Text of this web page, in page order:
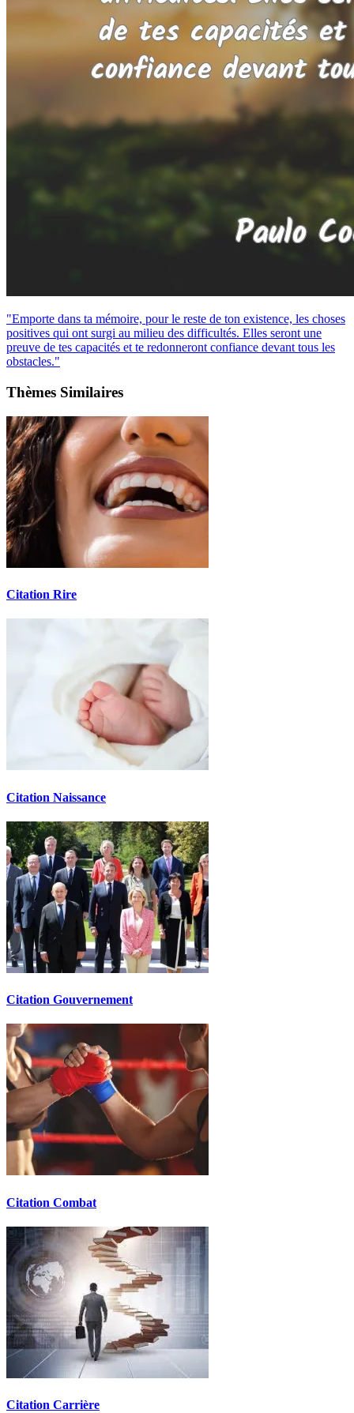
"Emporte dans ta mémoire, pour le reste de ton existence, les choses
positives qui ont surgi au milieu des difficultés. Elles seront une
preuve de tes capacités et te redonneront confiance devant tous les
obstacles."
Thèmes Similaires
Citation Rire
Citation Naissance
Citation Gouvernement
Citation Combat
Citation Carrière